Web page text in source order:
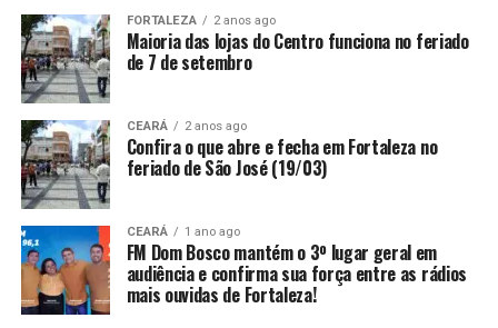
FORTALEZA 2 anos ago
Maioria das lojas do Centro funciona no feriado
de 7 de setembro
CEARÁ 2 anos ago
Confira o que abre e fecha em Fortaleza no
feriado de São José (19/03)
CEARÁ 1 ano ago
FM Dom Bosco mantém o 3º lugar geral em
audiência e confirma sua força entre as rádios
mais ouvidas de Fortaleza!